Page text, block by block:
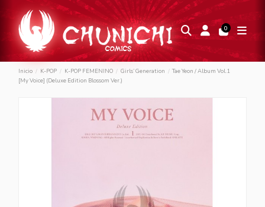
0
Inicio K-POP K-POP FEMENINO Girls’ Generation
Tae Yeon / Album Vol.1
[My Voice] (Deluxe Edition Blossom Ver.)